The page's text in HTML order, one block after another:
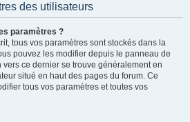
des utilisateurs
paramètres ?
tous vos paramètres sont stockés dans la
pouvez les modifier depuis le panneau de
vers ce dernier se trouve généralement en
situé en haut des pages du forum. Ce
tous vos paramètres et toutes vos